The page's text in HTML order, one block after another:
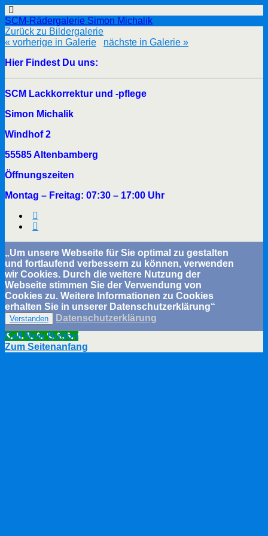
SCM-Rädergalerie Simon Michalik
Zurück zu Bildergalerie
« vorherige in Galerie
nächste in Galerie »
Hier Findest Du uns:
SCM Lackkorrektur und -pflege
Simon Michalik
Windhof 2
55585 Altenbamberg
Öffnungszeiten
Montag – Freitag: 07:30 – 17:00 Uhr
„Um unsere Webseite für Sie optimal zu gestalten
und fortlaufend verbessern zu können, verwenden
wir Cookies. Durch die weitere Nutzung der
Webseite stimmen Sie der Verwendung von
Cookies zu. Weitere Informationen zu Cookies
erhalten Sie in unserer Datenschutzerklärung“
Verstanden
Datenschutzerklärung
Call Now Button
Zum Seitenanfang